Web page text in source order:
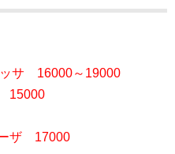
ッサ 16000～19000
15000
ーザ 17000